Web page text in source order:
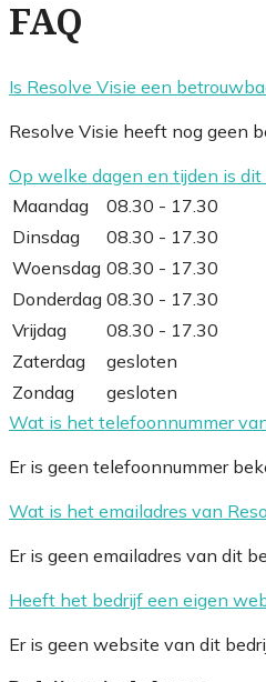
FAQ
Is Resolve Visie een
Resolve Visie heeft nog geen
Op welke dagen en tijden is
Maandag
08.30 - 17.30
Dinsdag
08.30 - 17.30
Woensdag 08.30 - 17.30
Donderdag 08.30 - 17.30
Vrijdag
08.30 - 17.30
Zaterdag
gesloten
Zondag
gesloten
Wat is het telefoonnummer
Er is geen telefoonnummer
Wat is het emailadres van
Er is geen emailadres van dit
Heeft het bedrijf een eigen
Er is geen website van dit